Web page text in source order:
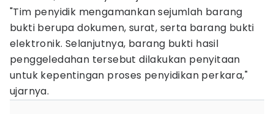
"Tim penyidik mengamankan sejumlah barang
bukti berupa dokumen, surat, serta barang bukti
elektronik. Selanjutnya, barang bukti hasil
penggeledahan tersebut dilakukan penyitaan
untuk kepentingan proses penyidikan perkara,"
ujarnya.